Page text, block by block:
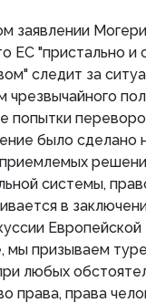
заявлении
ЕС "пристально и
следит за
чрезвычайного
попытки
было сделано
системы,
в
мы призываем
любых
права, права